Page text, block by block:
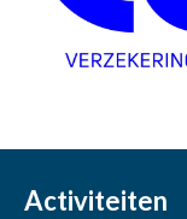
Activiteiten